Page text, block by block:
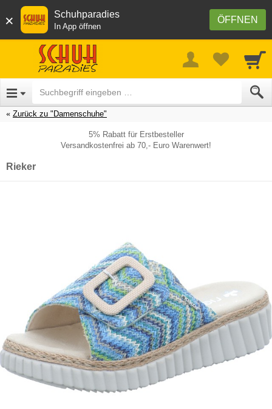
× ÖFFNEN
Schuhparadies
In App öffnen
Zurück zu "Damenschuhe"
5% Rabatt für Erstbesteller
Versandkostenfrei ab 70,- Euro Warenwert!
Rieker